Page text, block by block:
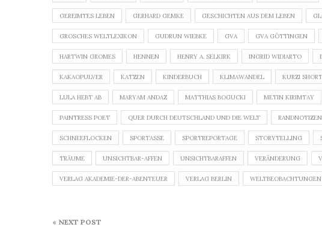
GEREIMTES LEBEN GERHARD GEMKE GESCHICHTEN AUS DEM LEBEN
GROSCHES WELTLEXIKON GUDRUN WIEBKE GVA GVA GÖTTINGEN
HARTWIN GROMES HENNEN HENRY A. SELKIRK INGRID WIDIARTO
KAKAOPULVER KATZEN KINDERBUCH KLIMAWANDEL KURZI
LULA HEBT AB MARYAM ANDAZ MATTHIAS BOGUCKI METIN KIRIMTAY
PAINTRESS POET QUER DURCH DEUTSCHLAND UND DIE WELT RANDNOTIZEN
SCHNEEFLOCKEN SPORTASSE SPORTREPORTAGE STORYTELLING
TRÄUME UNSICHTBAR-AFFEN UNSICHTBARAFFEN VERÄNDERUNG
VERLAG AKADEMIE-DER-ABENTEUER VERLAG BERLIN WELTBEOBACHTUNGEN
« NEXT POST